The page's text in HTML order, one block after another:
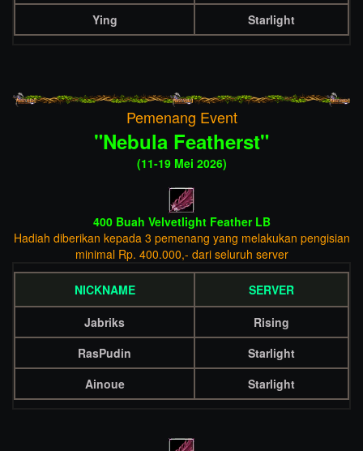
Ying
Starlight
Pemenang Event
"Nebula Featherst"
(11-19 Mei 2026)
400 Buah Velvetlight Feather LB
Hadiah diberikan kepada 3 pemenang yang melakukan pengisian
minimal Rp. 400.000,- dari seluruh server
NICKNAME
SERVER
Jabriks
Rising
RasPudin
Starlight
Ainoue
Starlight